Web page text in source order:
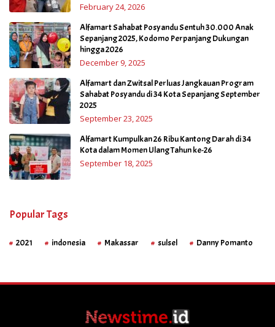
February 24, 2026
Alfamart Sahabat Posyandu Sentuh 30.000 Anak
Sepanjang 2025, Kodomo Perpanjang Dukungan
hingga 2026
December 9, 2025
Alfamart dan Zwitsal Perluas Jangkauan Program
Sahabat Posyandu di 34 Kota Sepanjang September
2025
September 23, 2025
Alfamart Kumpulkan 26 Ribu Kantong Darah di 34
Kota dalam Momen Ulang Tahun ke-26
September 18, 2025
Popular Tags
2021 indonesia Makassar sulsel Danny Pomanto